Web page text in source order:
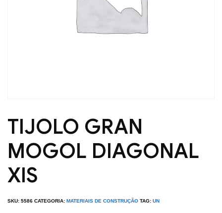
TIJOLO GRAN
MOGOL DIAGONAL
XIS
SKU: 5586 CATEGORIA: MATERIAIS DE CONSTRUÇÃO TAG: UN